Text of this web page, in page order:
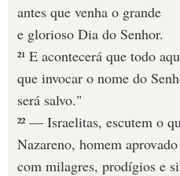
antes que venha o grande
e glorioso Dia do Senhor.
²¹ E acontecerá que todo
que invocar o nome do
será salvo."
²² — Israelitas, escutem o
Nazareno, homem
com milagres, prodígios e